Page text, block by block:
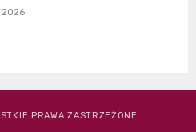
2026
PRAWA ZASTRZEŻONE